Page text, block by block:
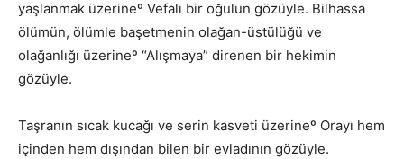
yaşlanmak üzerineº Vefalı bir oğulun gözüyle. Bilhassa
ölümün, ölümle başetmenin olağan-üstülüğü ve
olağanlığı üzerineº “Alışmaya” direnen bir hekimin
gözüyle.
Taşranın sıcak kucağı ve serin kasveti üzerineº Orayı hem
içinden hem dışından bilen bir evladının gözüyle.